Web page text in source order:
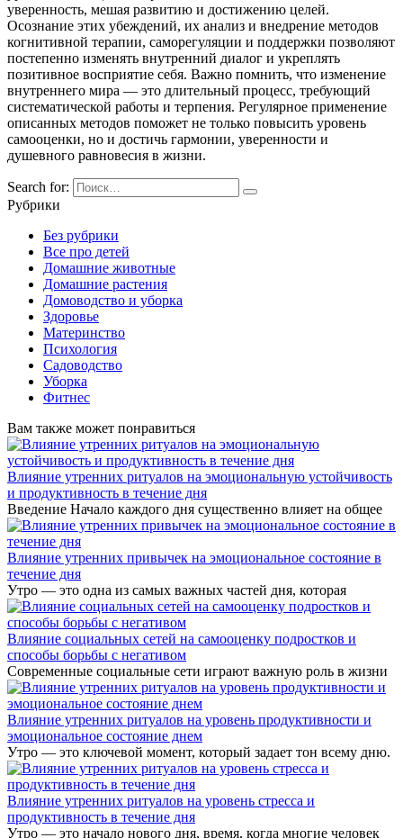
уверенность, мешая развитию и достижению целей.
Осознание этих убеждений, их анализ и внедрение методов
когнитивной терапии, саморегуляции и поддержки позволяют
постепенно изменять внутренний диалог и укреплять
позитивное восприятие себя. Важно помнить, что изменение
внутреннего мира — это длительный процесс, требующий
систематической работы и терпения. Регулярное применение
описанных методов поможет не только повысить уровень
самооценки, но и достичь гармонии, уверенности и
душевного равновесия в жизни.
Search for:
Рубрики
Без рубрики
Все про детей
Домашние животные
Домашние растения
Домоводство и уборка
Здоровье
Материнство
Психология
Садоводство
Уборка
Фитнес
Вам также может понравиться
Влияние утренних ритуалов на эмоциональную устойчивость
и продуктивность в течение дня
Введение Начало каждого дня существенно влияет на общее
Влияние утренних привычек на эмоциональное состояние в
течение дня
Утро — это одна из самых важных частей дня, которая
Влияние социальных сетей на самооценку подростков и
способы борьбы с негативом
Современные социальные сети играют важную роль в жизни
Влияние утренних ритуалов на уровень продуктивности и
эмоциональное состояние днем
Утро — это ключевой момент, который задает тон всему дню.
Влияние утренних ритуалов на уровень стресса и
продуктивность в течение дня
Утро — это начало нового дня, время, когда многие человек